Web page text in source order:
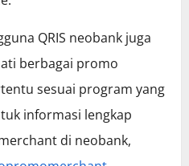
QRIS neobank juga
berbagai promo
sesuai program yang
informasi lengkap
di neobank,